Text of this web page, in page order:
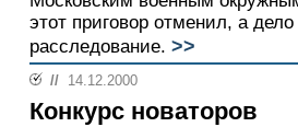
этот приговор отменил, а
расследование. >>
// 14.12.2000
Конкурс новаторов